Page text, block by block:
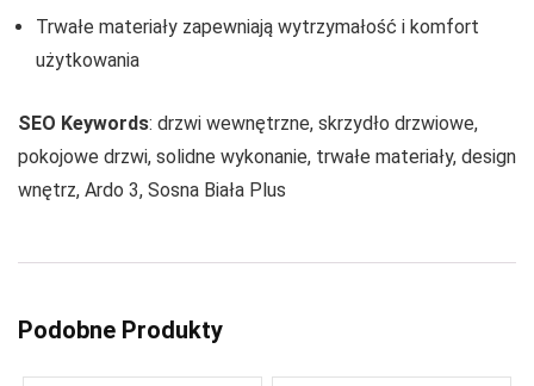
Trwałe materiały zapewniają wytrzymałość i komfort
użytkowania
SEO Keywords: drzwi wewnętrzne, skrzydło drzwiowe,
pokojowe drzwi, solidne wykonanie, trwałe materiały, design
wnętrz, Ardo 3, Sosna Biała Plus
Podobne Produkty